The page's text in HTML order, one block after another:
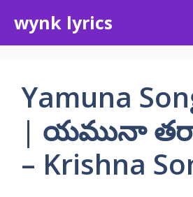
content
wynk lyrics
Yamuna
| యమునా
– Krishna